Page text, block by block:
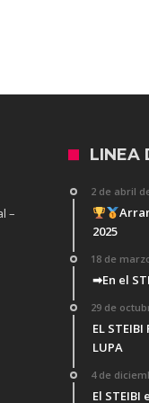
–
LINEA
2 de abril
2025
18 de
➡En el
29 de
EL STEIBI
LUPA
4 de
El